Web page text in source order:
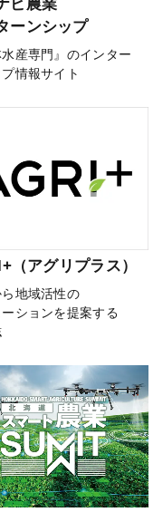
ビ農業
ーンシップ
水産専門』のインター
情報サイト
（アグリプラス）
地域活性の
ションを提案する